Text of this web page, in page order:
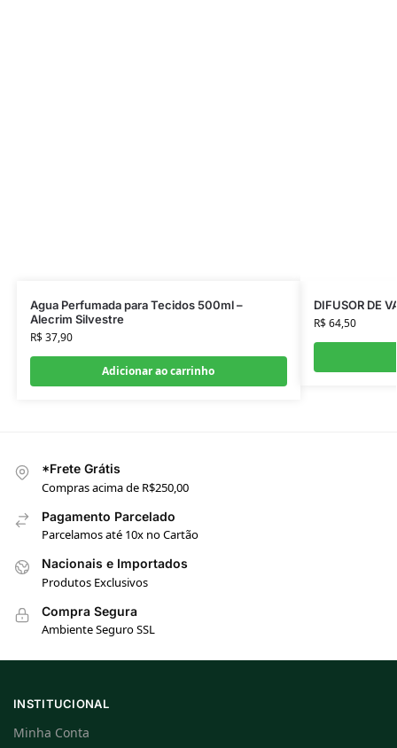
Agua Perfumada para Tecidos 500ml –
Alecrim Silvestre
R$37,90
Adicionar ao carrinho
DIFUSOR DE
R$64,50
*Frete Grátis
Compras acima de R$250,00
Pagamento Parcelado
Parcelamos até 10x no Cartão
Nacionais e Importados
Produtos Exclusivos
Compra Segura
Ambiente Seguro SSL
INSTITUCIONAL
Minha Conta